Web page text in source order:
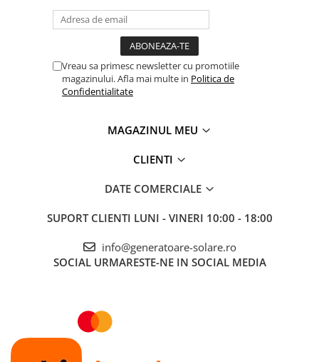
Vreau sa primesc newsletter cu promotiile
magazinului. Afla mai multe in Politica de
Confidentialitate
MAGAZINUL MEU
CLIENTI
DATE COMERCIALE
SUPORT CLIENTI LUNI - VINERI 10:00 - 18:00
info@generatoare-solare.ro
SOCIAL URMARESTE-NE IN SOCIAL MEDIA